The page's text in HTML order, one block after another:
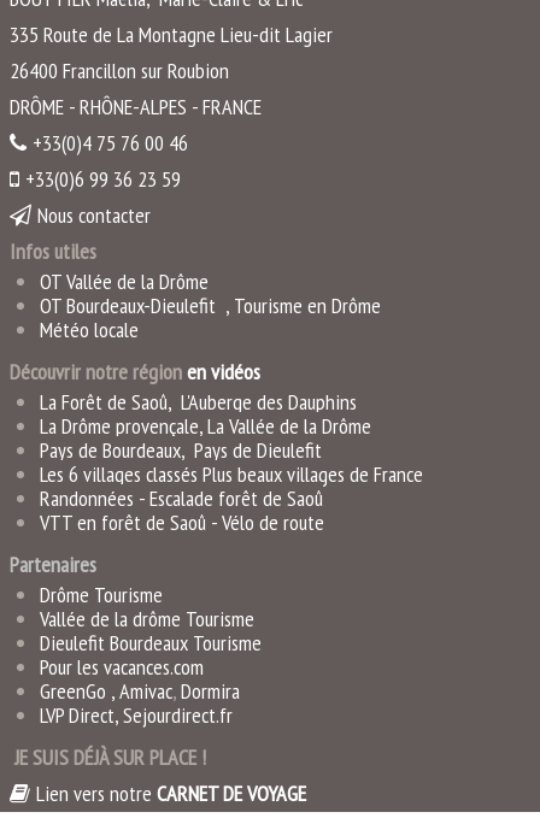
335 Route de La Montagne Lieu-dit Lagier
26400 Francillon sur Roubion
DRÔME - RHÔNE-ALPES - FRANCE
+33(0)4 75 76 00 46
+33(0)6 99 36 23 59
Nous contacter
Infos utiles
OT Vallée de la Drôme
OT Bourdeaux-Dieulefit , Tourisme en Drôme
Météo locale
Découvrir notre régionen vidéos
La Forêt de Saoû, L'Auberge des Dauphins
La Drôme provençale,La Vallée de la Drôme
Pays de Bourdeaux, Pays de Dieulefit
Les 6 villages classés Plus beaux villages de France
Randonnées -Escalade forêt de Saoû
VTT en forêt de Saoû -Vélo de route
Partenaires
Drôme Tourisme
Vallée de la drôme Tourisme
Dieulefit Bourdeaux Tourisme
Pour les vacances.com
GreenGo ,Amivac,Dormira
LVP Direct,Sejourdirect.fr
JE SUIS DÉJÀ SUR PLACE !
Lien vers notre CARNET DE VOYAGE